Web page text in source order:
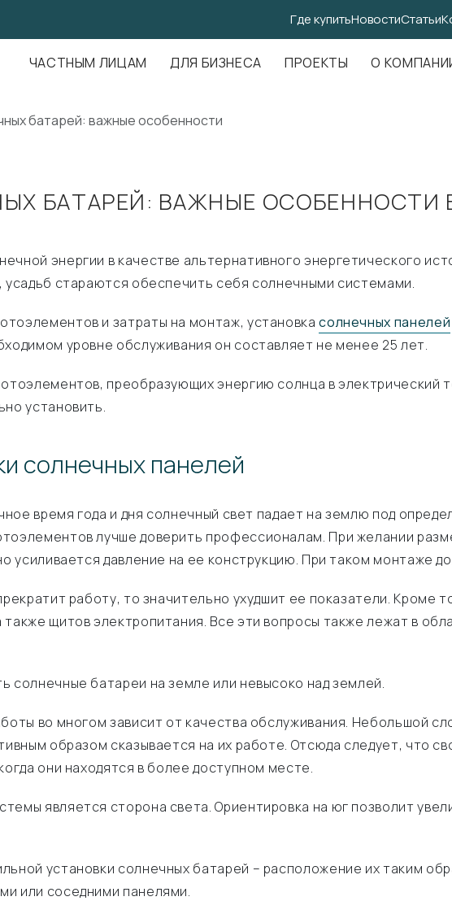
Где купитьНовостиСтатьи
ЧАСТНЫМ ЛИЦАМ ДЛЯ БИЗНЕСА ПРОЕКТЫ О
батарей: важные особенности
БАТАРЕЙ: ВАЖНЫЕ ОСОБЕННОСТИ
энергии в качестве альтернативного энергетического
усадьб стараются обеспечить себя солнечными системами.
и затраты на монтаж, установкасолнечных панелей
уровне обслуживания он составляет не менее 25 лет.
преобразующих энергию солнца в электрический
установить.
солнечных панелей
время года и дня солнечный свет падает на землю под
лучше доверить профессионалам. При желании
усиливается давление на ее конструкцию. При таком монтаже
работу, то значительно ухудшит ее показатели. Кроме
щитов электропитания. Все эти вопросы также лежат в
солнечные батареи на земле или невысоко над землей.
во многом зависит от качества обслуживания. Небольшой
образом сказывается на их работе. Отсюда следует, что
они находятся в более доступном месте.
является сторона света. Ориентировка на юг позволит
установки солнечных батарей – расположение их таким
или соседними панелями.